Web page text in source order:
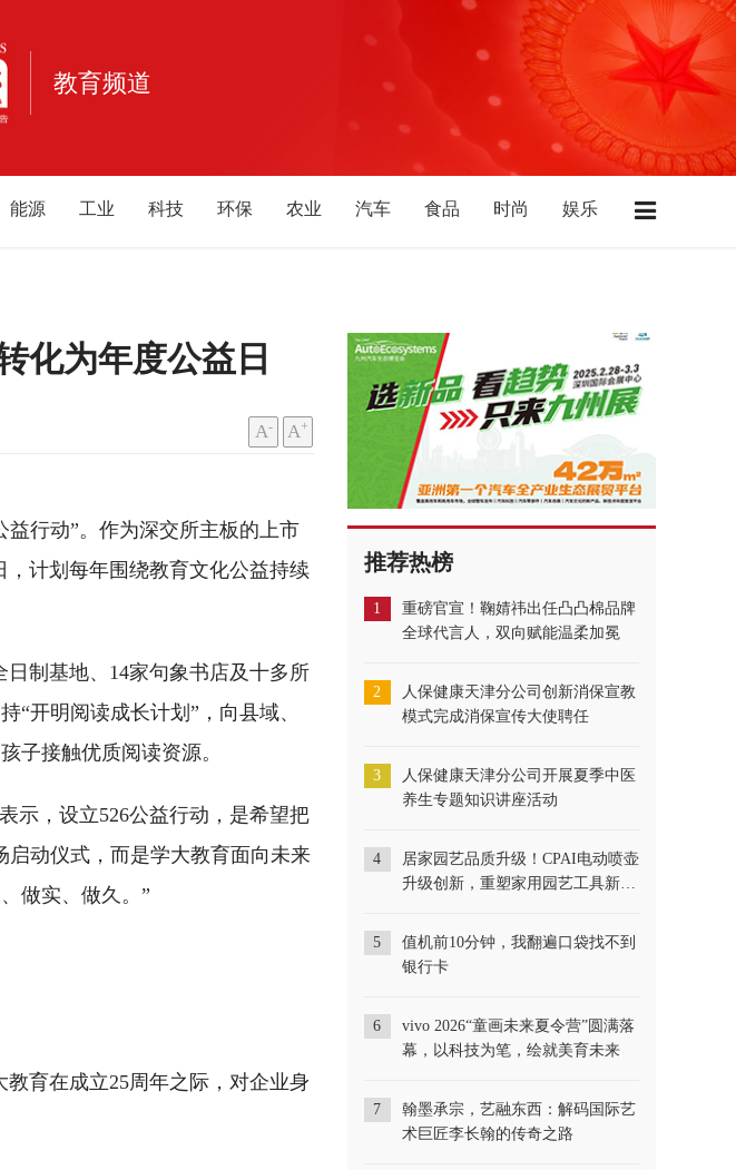
教育频道
能源 工业 科技 环保 农业 汽车 食品 时尚
娱乐
化为年度公益日
A- A+
益行动”。作为深交所主板的上市
，计划每年围绕教育文化公益持续
制基地、14家句象书店及十多所
开明阅读成长计划”，向县域、
子接触优质阅读资源。
示，设立526公益行动，是希望把
动仪式，而是学大教育面向未来
做实、做久。”
教育在成立25周年之际，对企业身
推荐热榜
1
重磅官宣！鞠婧祎出任凸凸棉品牌
全球代言人，双向赋能温柔加冕
2
人保健康天津分公司创新消保宣教
模式完成消保宣传大使聘任
3
人保健康天津分公司开展夏季中医
养生专题知识讲座活动
4
居家园艺品质升级！CPAI电动喷壶
升级创新，重塑家用园艺工具新标
5
​值机前10分钟，我翻遍口袋找不到
银行卡
6
vivo 2026“童画未来夏令营”圆满落
幕，以科技为笔，绘就美育未来
7
翰墨承宗，艺融东西：解码国际艺
术巨匠李长翰的传奇之路